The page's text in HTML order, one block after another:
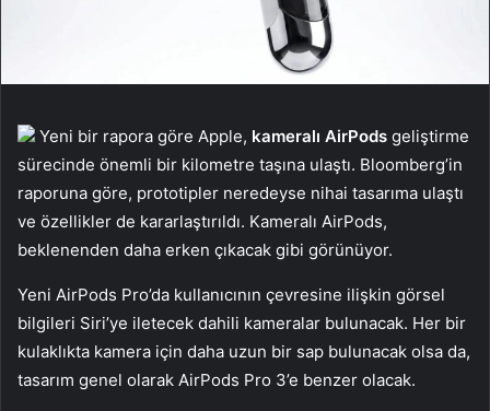
Yeni bir rapora göre Apple, kameralı AirPods geliştirme
sürecinde önemli bir kilometre taşına ulaştı. Bloomberg’in
raporuna göre, prototipler neredeyse nihai tasarıma ulaştı
ve özellikler de kararlaştırıldı. Kameralı AirPods,
beklenenden daha erken çıkacak gibi görünüyor.
Yeni AirPods Pro’da kullanıcının çevresine ilişkin görsel
bilgileri Siri’ye iletecek dahili kameralar bulunacak. Her bir
kulaklıkta kamera için daha uzun bir sap bulunacak olsa da,
tasarım genel olarak AirPods Pro 3’e benzer olacak.